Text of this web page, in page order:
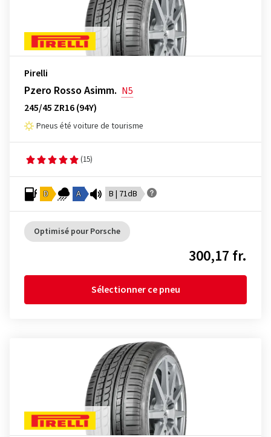
Pirelli
Pzero Rosso Asimm. N5
245/45 ZR16 (94Y)
Pneus été voiture de tourisme
(15)
D A B | 71dB
Optimisé pour Porsche
300,17 fr.
Sélectionner ce pneu